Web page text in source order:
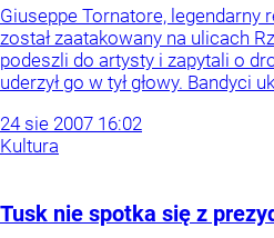
Giuseppe Tornatore, legendarny
został zaatakowany na ulicach
podeszli do artysty i zapytali o
uderzył go w tył głowy. Bandyci
24 sie 2007 16:02
Kultura
Tusk nie spotka się z